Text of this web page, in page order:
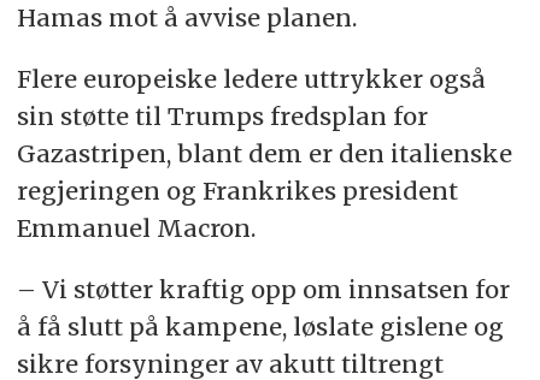
Hamas mot å avvise planen.
Flere europeiske ledere uttrykker også
sin støtte til Trumps fredsplan for
Gazastripen, blant dem er den italienske
regjeringen og Frankrikes president
Emmanuel Macron.
– Vi støtter kraftig opp om innsatsen for
å få slutt på kampene, løslate gislene og
sikre forsyninger av akutt tiltrengt